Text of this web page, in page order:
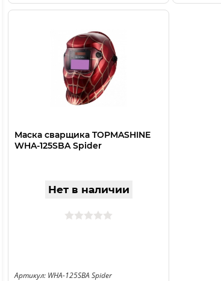
Маска сварщика TOPMASHINE
WHA-125SBA Spider
Нет в наличии
Артикул: WHA-125SBA Spider